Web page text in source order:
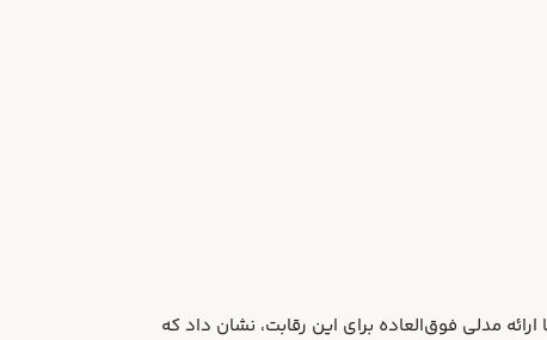
مدلی فوق‌العاده برای این رقابت، نشان داد که